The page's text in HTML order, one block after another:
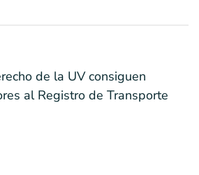
de la UV consiguen
al Registro de Transporte